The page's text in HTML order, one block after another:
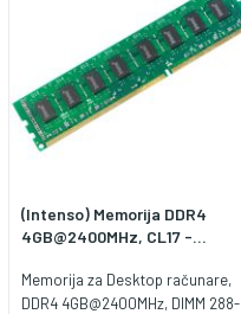
(Intenso) Memorija DDR4
4GB@2400MHz, CL17 -...
Memorija za Desktop računare,
DDR4 4GB@2400MHz, DIMM 288-